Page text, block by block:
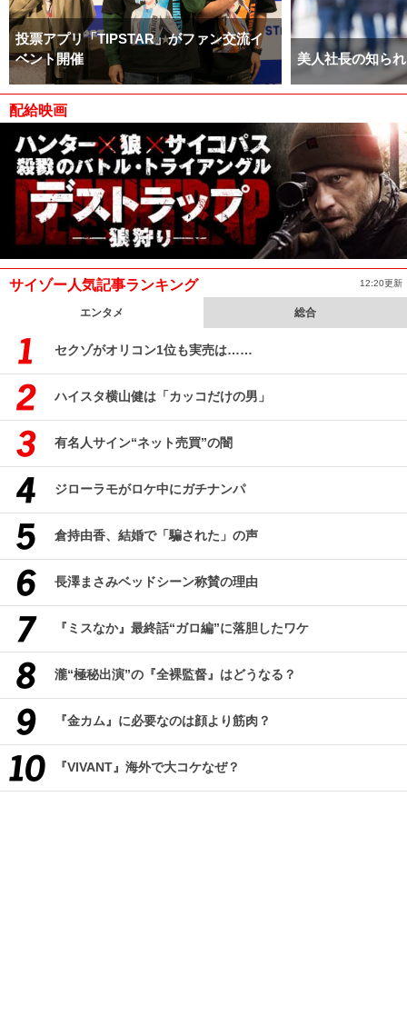
投票アプリ「TIPSTAR」がファン交流イ
ベント開催
美人社長の知ら
配給映画
サイゾー人気記事ランキング 12:20更新
エンタメ 総合
セクゾがオリコン1位も実売は……
ハイスタ横山健は「カッコだけの男」
有名人サイン“ネット売買”の闇
ジローラモがロケ中にガチナンパ
倉持由香、結婚で「騙された」の声
長澤まさみベッドシーン称賛の理由
『ミスなか』最終話“ガロ編”に落胆したワケ
瀧“極秘出演”の『全裸監督』はどうなる？
『金カム』に必要なのは顔より筋肉？
『VIVANT』海外で大コケなぜ？